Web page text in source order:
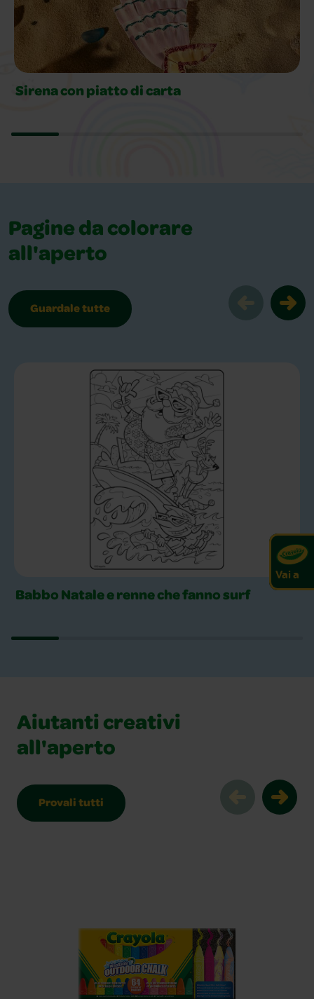
Vai a
Sirena con piatto di carta
Pagine da colorare
all'aperto
Guardale tutte
Pagine da colorare all'aperto Slider
Babbo Natale e renne che fanno surf
Aiutanti creativi
all'aperto
Provali tutti